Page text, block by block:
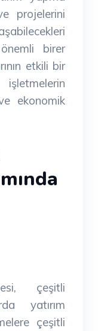
projelerini
birer
etkili bir
ekonomik
çeşitli
yatırım
çeşitli